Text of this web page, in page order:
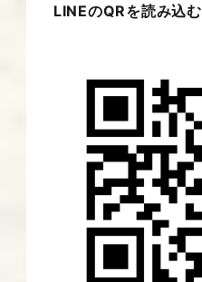
LINEのQRを読み込む